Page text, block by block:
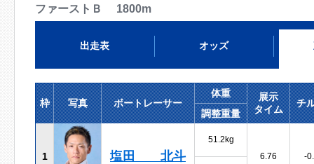
ファーストＢ 1800m
出走表 オッズ
枠 写真 ボートレーサー
体重
展示
タイム
チ
調整重量
1 塩田 北斗
51.2kg
6.76
-